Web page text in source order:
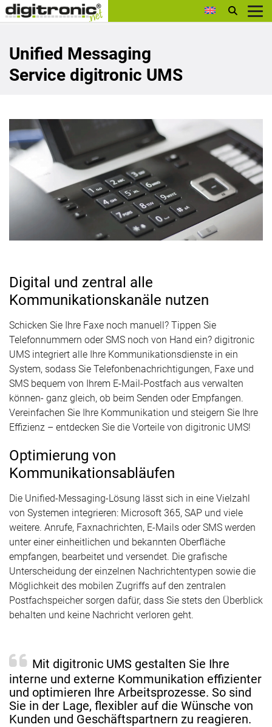
digitronic
Unified Messaging
Service digitronic UMS
Digital und zentral alle
Kommunikationskanäle nutzen
Schicken Sie Ihre Faxe noch manuell? Tippen Sie
Telefonnummern oder SMS noch von Hand ein? digitronic
UMS integriert alle Ihre Kommunikationsdienste in ein
System, sodass Sie Telefonbenachrichtigungen, Faxe und
SMS bequem von Ihrem E-Mail-Postfach aus verwalten
können- ganz gleich, ob beim Senden oder Empfangen.
Vereinfachen Sie Ihre Kommunikation und steigern Sie Ihre
Effizienz – entdecken Sie die Vorteile von digitronic UMS!
Optimierung von
Kommunikationsabläufen
Die Unified-Messaging-Lösung lässt sich in eine Vielzahl
von Systemen integrieren: Microsoft 365, SAP und viele
weitere. Anrufe, Faxnachrichten, E-Mails oder SMS werden
unter einer einheitlichen und bekannten Oberfläche
empfangen, bearbeitet und versendet. Die grafische
Unterscheidung der einzelnen Nachrichtentypen sowie die
Möglichkeit des mobilen Zugriffs auf den zentralen
Postfachspeicher sorgen dafür, dass Sie stets den Überblick
behalten und keine Nachricht verloren geht.
Mit digitronic UMS gestalten Sie Ihre
interne und externe Kommunikation effizienter
und optimieren Ihre Arbeitsprozesse. So sind
Sie in der Lage, flexibler auf die Wünsche von
Kunden und Geschäftspartnern zu reagieren.